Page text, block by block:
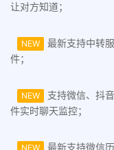
让对方知道；
NEW
最新支持中转
件；
NEW
支持微信、抖
件实时聊天监控；
NEW
最新支持微信